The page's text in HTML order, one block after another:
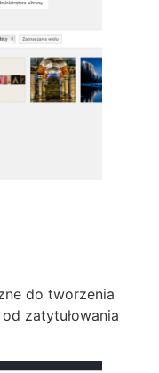
do tworzenia
zatytułowania